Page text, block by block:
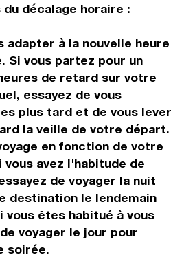
décalage horaire :
adapter à la nouvelle heure
Si vous partez pour un
de retard sur votre
essayez de vous
plus tard et de vous lever
la veille de votre départ.
en fonction de votre
avez l'habitude de
de voyager la nuit
destination le lendemain
vous êtes habitué à vous
voyager le jour pour
soirée.